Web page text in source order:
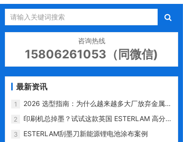
咨询热线
15806261053（同微信)
最新资讯
1
2026 选型指南：为什么越来越多大厂放弃金属
刀，选用 ESTERLAM 塑料刮墨刀？
2
印刷机总掉墨？试试这款英国 ESTERLAM 高分
子刮墨刀
3 ESTERLAM刮墨刀新能源锂电池涂布案例